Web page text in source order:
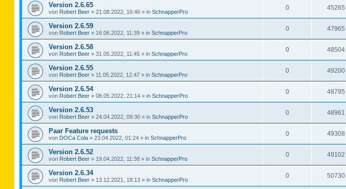
Version 2.6.65
von Robert Beer » 21.08.2022, 16:46 » in SchnapperPro
0 45265
Version 2.6.59
von Robert Beer » 16.06.2022, 11:39 » in SchnapperPro
0 47965
Version 2.6.58
von Robert Beer » 31.05.2022, 11:45 » in SchnapperPro
0 48504
Version 2.6.55
von Robert Beer » 11.05.2022, 12:47 » in SchnapperPro
0 49200
Version 2.6.54
von Robert Beer » 08.05.2022, 21:14 » in SchnapperPro
0 48795
Version 2.6.53
von Robert Beer » 24.04.2022, 09:30 » in SchnapperPro
0 48961
Paar Feature requests
von DOCa Cola » 23.04.2022, 01:24 » in SchnapperPro
0 49308
Version 2.6.52
von Robert Beer » 19.04.2022, 11:38 » in SchnapperPro
0 49102
Version 2.6.34
von Robert Beer » 13.12.2021, 18:13 » in SchnapperPro
0 50730